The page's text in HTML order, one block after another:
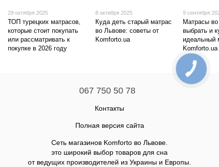
29 октября 2025
ТОП турецких матрасов,
которые стоит покупать
или рассматривать к
покупке в 2026 году
8 октября 2025
Куда деть старый матрас
во Львове: советы от
Komforto.ua
9 сентября
Матрасы
выбрать и
идеальный
Komforto.ua
067 750 50 78
Контакты
Полная версия сайта
Сеть магазинов Komforto во Львове.
это широкий выбор товаров для сна
от ведущих производителей из Украины и Европы.